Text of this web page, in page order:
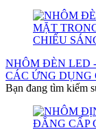
NHÔM ĐÈN LED
CÁC ỨNG DỤNG
Bạn đang tìm kiếm